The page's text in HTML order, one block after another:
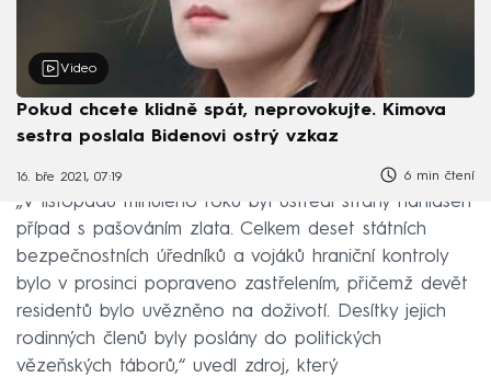
Video
Pokud chcete klidně spát, neprovokujte. Kimova
sestra poslala Bidenovi ostrý vzkaz
16. bře 2021, 07:19 6 min čtení
„V listopadu minulého roku byl ústředí strany nahlášen
případ s pašováním zlata. Celkem deset státních
bezpečnostních úředníků a vojáků hraniční kontroly
bylo v prosinci popraveno zastřelením, přičemž devět
residentů bylo uvězněno na doživotí. Desítky jejich
rodinných členů byly poslány do politických
vězeňských táborů,“ uvedl zdroj, který